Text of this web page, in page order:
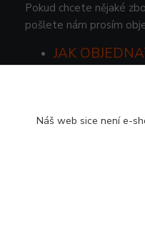
Pokud chcete nějaké
pošlete nám prosím
JAK
Náš web sice není e-